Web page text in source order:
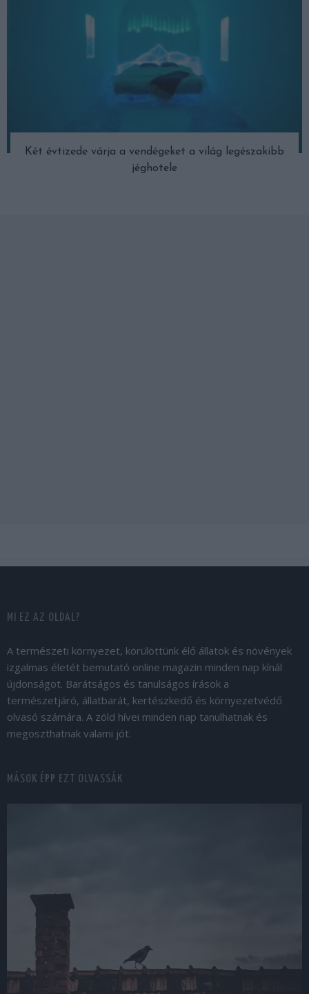
Két évtizede várja a vendégeket a világ legészakibb
jéghotele
MI EZ AZ OLDAL?
A természeti környezet, körülöttünk élő állatok és növények
izgalmas életét bemutató online magazin minden nap kínál
újdonságot. Barátságos és tanulságos írások a
természetjáró, állatbarát, kertészkedő és környezetvédő
olvasó számára. A zöld hívei minden nap tanulhatnak és
megoszthatnak valami jót.
MÁSOK ÉPP EZT OLVASSÁK